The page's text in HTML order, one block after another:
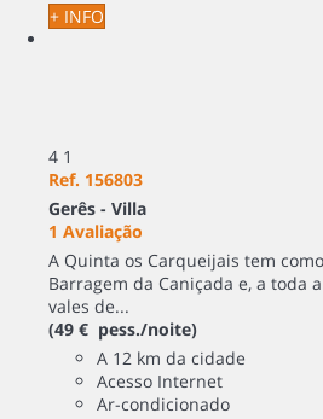
+ INFO
4 1
Ref. 156803
Gerês - Villa
1 Avaliação
A Quinta os Carqueijais tem
Barragem da Caniçada e, a toda
vales de...
(49 € pess./noite)
A 12 km da cidade
Acesso Internet
Ar-condicionado